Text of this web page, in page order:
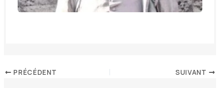
PRÉCÉDENT SUIVANT